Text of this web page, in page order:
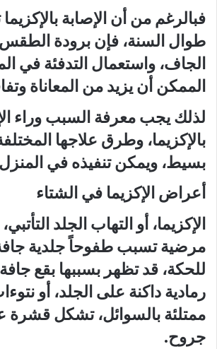
فبالرغم من أن الإصابة
طوال السنة، فإن برودة
الجاف، واستعمال التدفئة في
الممكن أن يزيد من المعاناة
لذلك يجب معرفة السبب وراء
بالإكزيما، وطرق علاجها
بسيط، ويمكن تنفيذه في
أعراض الإكزيما في الشتاء
الإكزيما، أو التهاب الجلد
مرضية تسبب طفوحاً جلدية
للحكة، قد تظهر بسببها بقع
رمادية داكنة على الجلد، أو
ممتلئة بالسوائل، تشكل
جروح.